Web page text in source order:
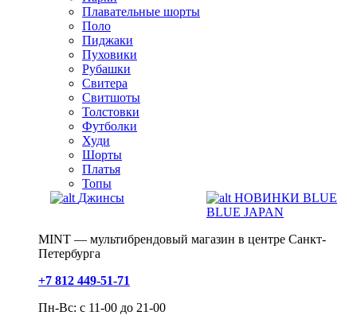
Плавательные шорты
Поло
Пиджаки
Пуховики
Рубашки
Свитера
Свитшоты
Толстовки
Футболки
Худи
Шорты
Платья
Топы
Джинсы
НОВИНКИ BLUE
BLUE JAPAN
MINT — мультибрендовый магазин в центре Санкт-
Петербурга
+7 812 449-51-71
Пн-Вс: с 11-00 до 21-00